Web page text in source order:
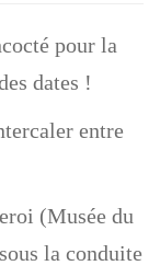
t
n
pour la
dates !
entre
(Musée du
la conduite